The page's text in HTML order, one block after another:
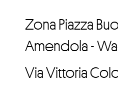
Zona Piazza
Amendola -
Via Vittoria